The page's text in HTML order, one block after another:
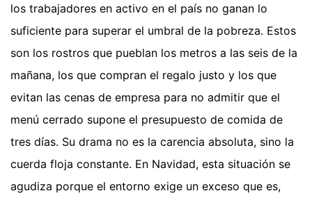
los trabajadores en activo en el país no ganan lo
suficiente para superar el umbral de la pobreza. Estos
son los rostros que pueblan los metros a las seis de la
mañana, los que compran el regalo justo y los que
evitan las cenas de empresa para no admitir que el
menú cerrado supone el presupuesto de comida de
tres días. Su drama no es la carencia absoluta, sino la
cuerda floja constante. En Navidad, esta situación se
agudiza porque el entorno exige un exceso que es,